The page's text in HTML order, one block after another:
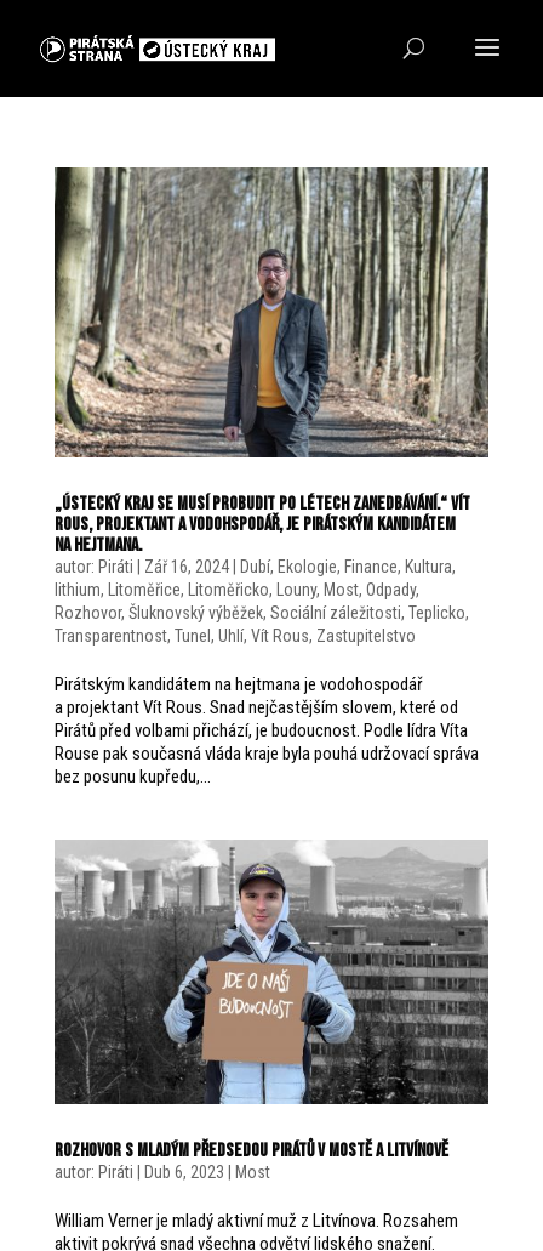
„ústecký kraj se musí probudit po létech zanedbávání.“ Vít
Rous, projektant a vodohspodář, je pirátským kandidátem
na hejtmana.
autor: Piráti Zář 16, 2024| Dubí, Ekologie, Finance, Kultura,
lithium, Litoměřice, Litoměřicko, Louny, Most, Odpady,
Rozhovor, Šluknovský výběžek, Sociální záležitosti, Teplicko,
Transparentnost, Tunel , Uhlí, Vít Rous, Zastupitelstvo
Pirátským kandidátem na hejtmana je vodohospodář
a projektant Vít Rous. Snad nejčastějším slovem, které od
Pirátů před volbami přichází, je budoucnost. Podle lídra Víta
Rouse pak současná vláda kraje byla pouhá udržovací správa
bez posunu kupředu,...
Rozhovor s mladým předsedou Pirátů v Mostě a Litvínově
autor: Piráti Dub 6, 2023 Most
William Verner je mladý aktivní muž z Litvínova. Rozsahem
aktivit pokrývá snad všechna odvětví lidského snažení.